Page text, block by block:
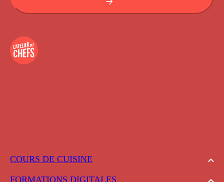
COURS DE CUISINE
FORMATIONS DIGITALES